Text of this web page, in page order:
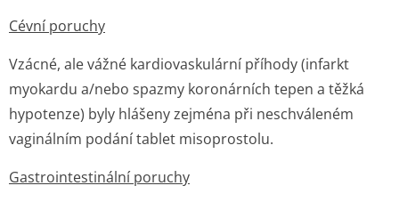
Cévní poruchy
Vzácné, ale vážné kardiovaskulární příhody (infarkt
myokardu a/nebo spazmy koronárních tepen a těžká
hypotenze) byly hlášeny zejména při neschváleném
vaginálním podání tablet misoprostolu.
Gastrointestinální poruchy